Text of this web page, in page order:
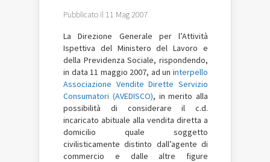
Pubblicato il 11 Mag 2007
La Direzione Generale per l’Attività
Ispettiva del Ministero del Lavoro e
della Previdenza Sociale, rispondendo,
in data 11 maggio 2007, ad un interpello
Associazione Vendite Dirette Servizio
Consumatori (AVEDISCO), in merito alla
possibilità di considerare il c.d.
incaricato abituale alla vendita diretta a
domicilio quale soggetto
civilisticamente distinto dall’agente di
commercio e dalle altre figure